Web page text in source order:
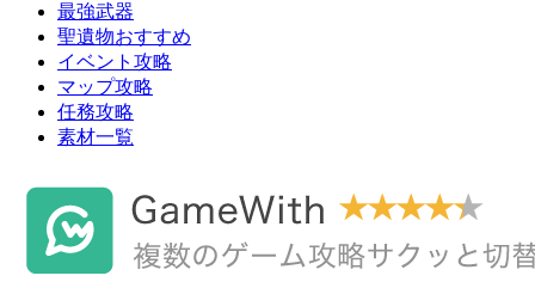
最強武器
聖遺物おすすめ
イベント攻略
マップ攻略
任務攻略
素材一覧